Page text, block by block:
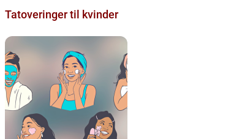
Tatoveringer til kvinder